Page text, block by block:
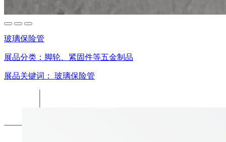
玻璃保险管
展品分类： 脚轮、紧固件等五金制品
展品关键词： 玻璃保险管